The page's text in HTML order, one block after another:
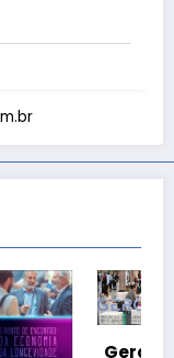
Geronto